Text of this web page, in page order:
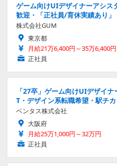
ゲーム向けUIデザイナーアシス
歓迎・「正社員/育休実績あり」
株式会社GUM
東京都
月給21万6,400円～35万6,400円
正社員
「27卒」ゲーム向けUIデザイ
T・デザイン系転職希望・駅チ
ベンタス株式会社
大阪府
月給25万1,000円～32万円
正社員